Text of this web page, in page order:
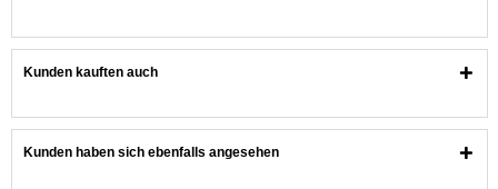
Kunden kauften auch
Kunden haben sich ebenfalls angesehen